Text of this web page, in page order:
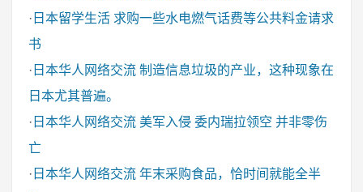
· 日本留学生活 求购一些水电燃气话费等公共料金请求
书
· 日本华人网络交流 制造信息垃圾的产业，这种现象在
日本尤其普遍。
· 日本华人网络交流 美军入侵 委内瑞拉领空 并非零伤
亡
· 日本华人网络交流 年末采购食品，恰时间就能全半